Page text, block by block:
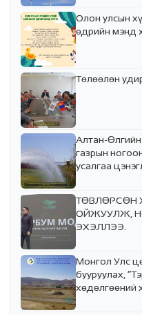
Олон улсын
өдрийн мэнд
Төлөөлөн
Алтан-
газрын
усалгаа
ТӨВЛӨРСӨН
ОЙЖУУЛЖ,
ЭХЭЛЛЭЭ.
Монгол Улс
бууруулах,
хөдөлгөөний